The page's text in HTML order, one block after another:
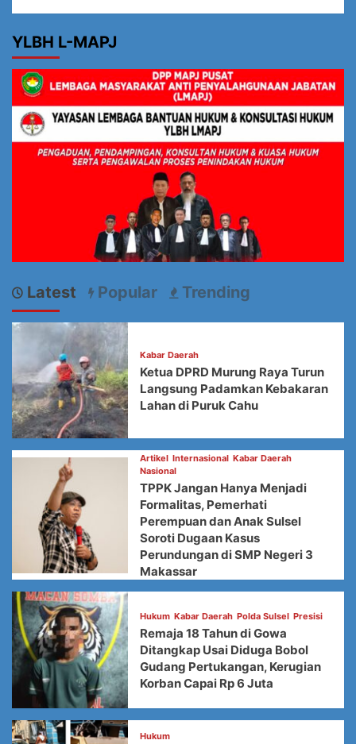
YLBH L-MAPJ
Latest Popular Trending
Kabar Daerah
Ketua DPRD Murung Raya Turun
Langsung Padamkan Kebakaran
Lahan di Puruk Cahu
Artikel Internasional Kabar Daerah
Nasional
TPPK Jangan Hanya Menjadi
Formalitas, Pemerhati
Perempuan dan Anak Sulsel
Soroti Dugaan Kasus
Perundungan di SMP Negeri 3
Makassar
Hukum Kabar Daerah Polda Sulsel Presisi
Remaja 18 Tahun di Gowa
Ditangkap Usai Diduga Bobol
Gudang Pertukangan, Kerugian
Korban Capai Rp 6 Juta
Hukum